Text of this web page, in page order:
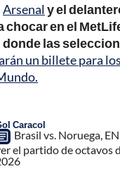
Arsenaly el
chocar en el
donde las
un billete para
Caracol
Brasil vs. Noruega,
el partido de octavos